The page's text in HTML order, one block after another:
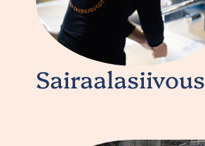
Sairaalasiivous